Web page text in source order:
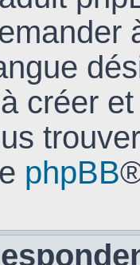
créer
phpBB